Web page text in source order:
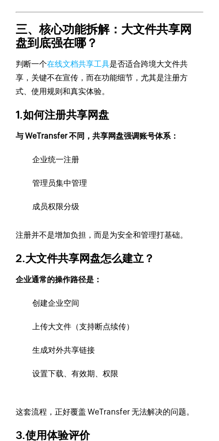
三、核心功能拆解：大文件共享网
盘到底强在哪？
判断一个在线文档共享工具是否适合跨境大文件共
享，关键不在宣传，而在功能细节，尤其是注册方
式、使用规则和真实体验。
1.如何注册共享网盘
与 WeTransfer 不同，共享网盘强调账号体系：
企业统一注册
管理员集中管理
成员权限分级
注册并不是增加负担，而是为安全和管理打基础。
2.大文件共享网盘怎么建立？
企业通常的操作路径是：
创建企业空间
上传大文件（支持断点续传）
生成对外共享链接
设置下载、有效期、权限
这套流程，正好覆盖 WeTransfer 无法解决的问题。
3.使用体验评价